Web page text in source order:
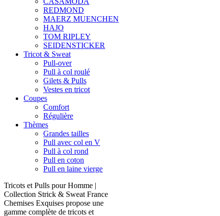
REDMOND
MAERZ MUENCHEN
HAJO
TOM RIPLEY
SEIDENSTICKER
Tricot & Sweat
Pull-over
Pull à col roulé
Gilets & Pulls
Vestes en tricot
Coupes
Comfort
Régulière
Thèmes
Grandes tailles
Pull avec col en V
Pull à col rond
Pull en coton
Pull en laine vierge
Tricots et Pulls pour Homme |
Collection Strick & Sweat France
Chemises Exquises propose une
gamme complète de tricots et